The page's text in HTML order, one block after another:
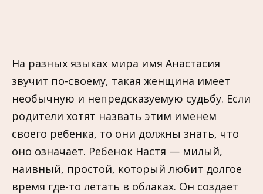
На разных языках мира имя Анастасия
звучит по-своему, такая женщина имеет
необычную и непредсказуемую судьбу. Если
родители хотят назвать этим именем
своего ребенка, то они должны знать, что
оно означает. Ребенок Настя — милый,
наивный, простой, который любит долгое
время где-то летать в облаках. Он создает